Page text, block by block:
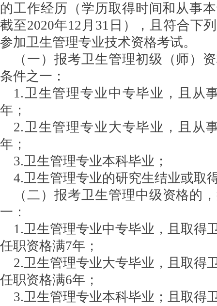
的工作经历（学历取得时间和从事
截至2020年12月31日），且符合下
参加卫生管理专业技术资格考试。
（一）报考卫生管理初级（师）
条件之一：
1.卫生管理专业中专毕业，且从
年；
2.卫生管理专业大专毕业，且从
年；
3.卫生管理专业本科毕业；
4.卫生管理专业的研究生结业或取
（二）报考卫生管理中级资格的
一：
1.卫生管理专业中专毕业，且取得
任职资格满7年；
2.卫生管理专业大专毕业，且取得
任职资格满6年；
3.卫生管理专业本科毕业；且取得